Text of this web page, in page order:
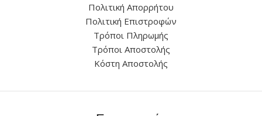
Πολιτική Απορρήτου
Πολιτική Επιστροφών
Τρόποι Πληρωμής
Τρόποι Αποστολής
Κόστη Αποστολής